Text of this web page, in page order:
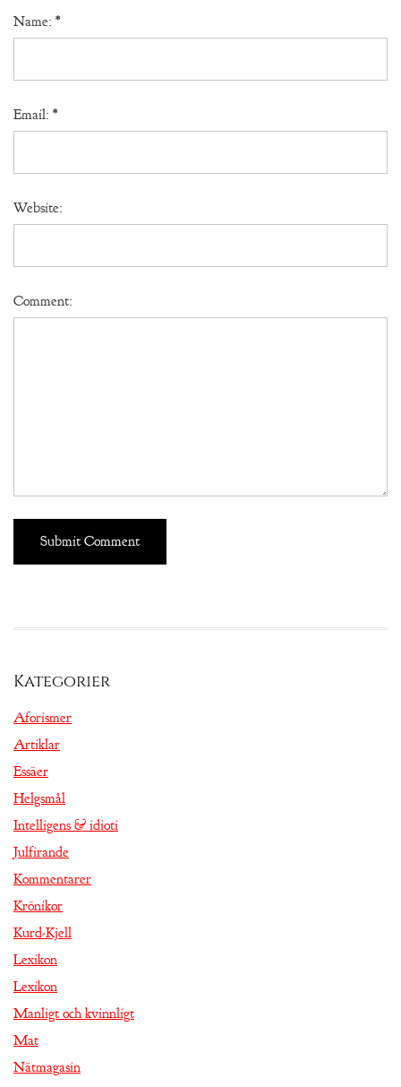
Name: *
Email: *
Website:
Comment:
Kategorier
Aforismer
Artiklar
Essäer
Helgsmål
Intelligens & idioti
Julfirande
Kommentarer
Krönikor
Kurd-Kjell
Lexikon
Lexikon
Manligt och kvinnligt
Mat
Nätmagasin